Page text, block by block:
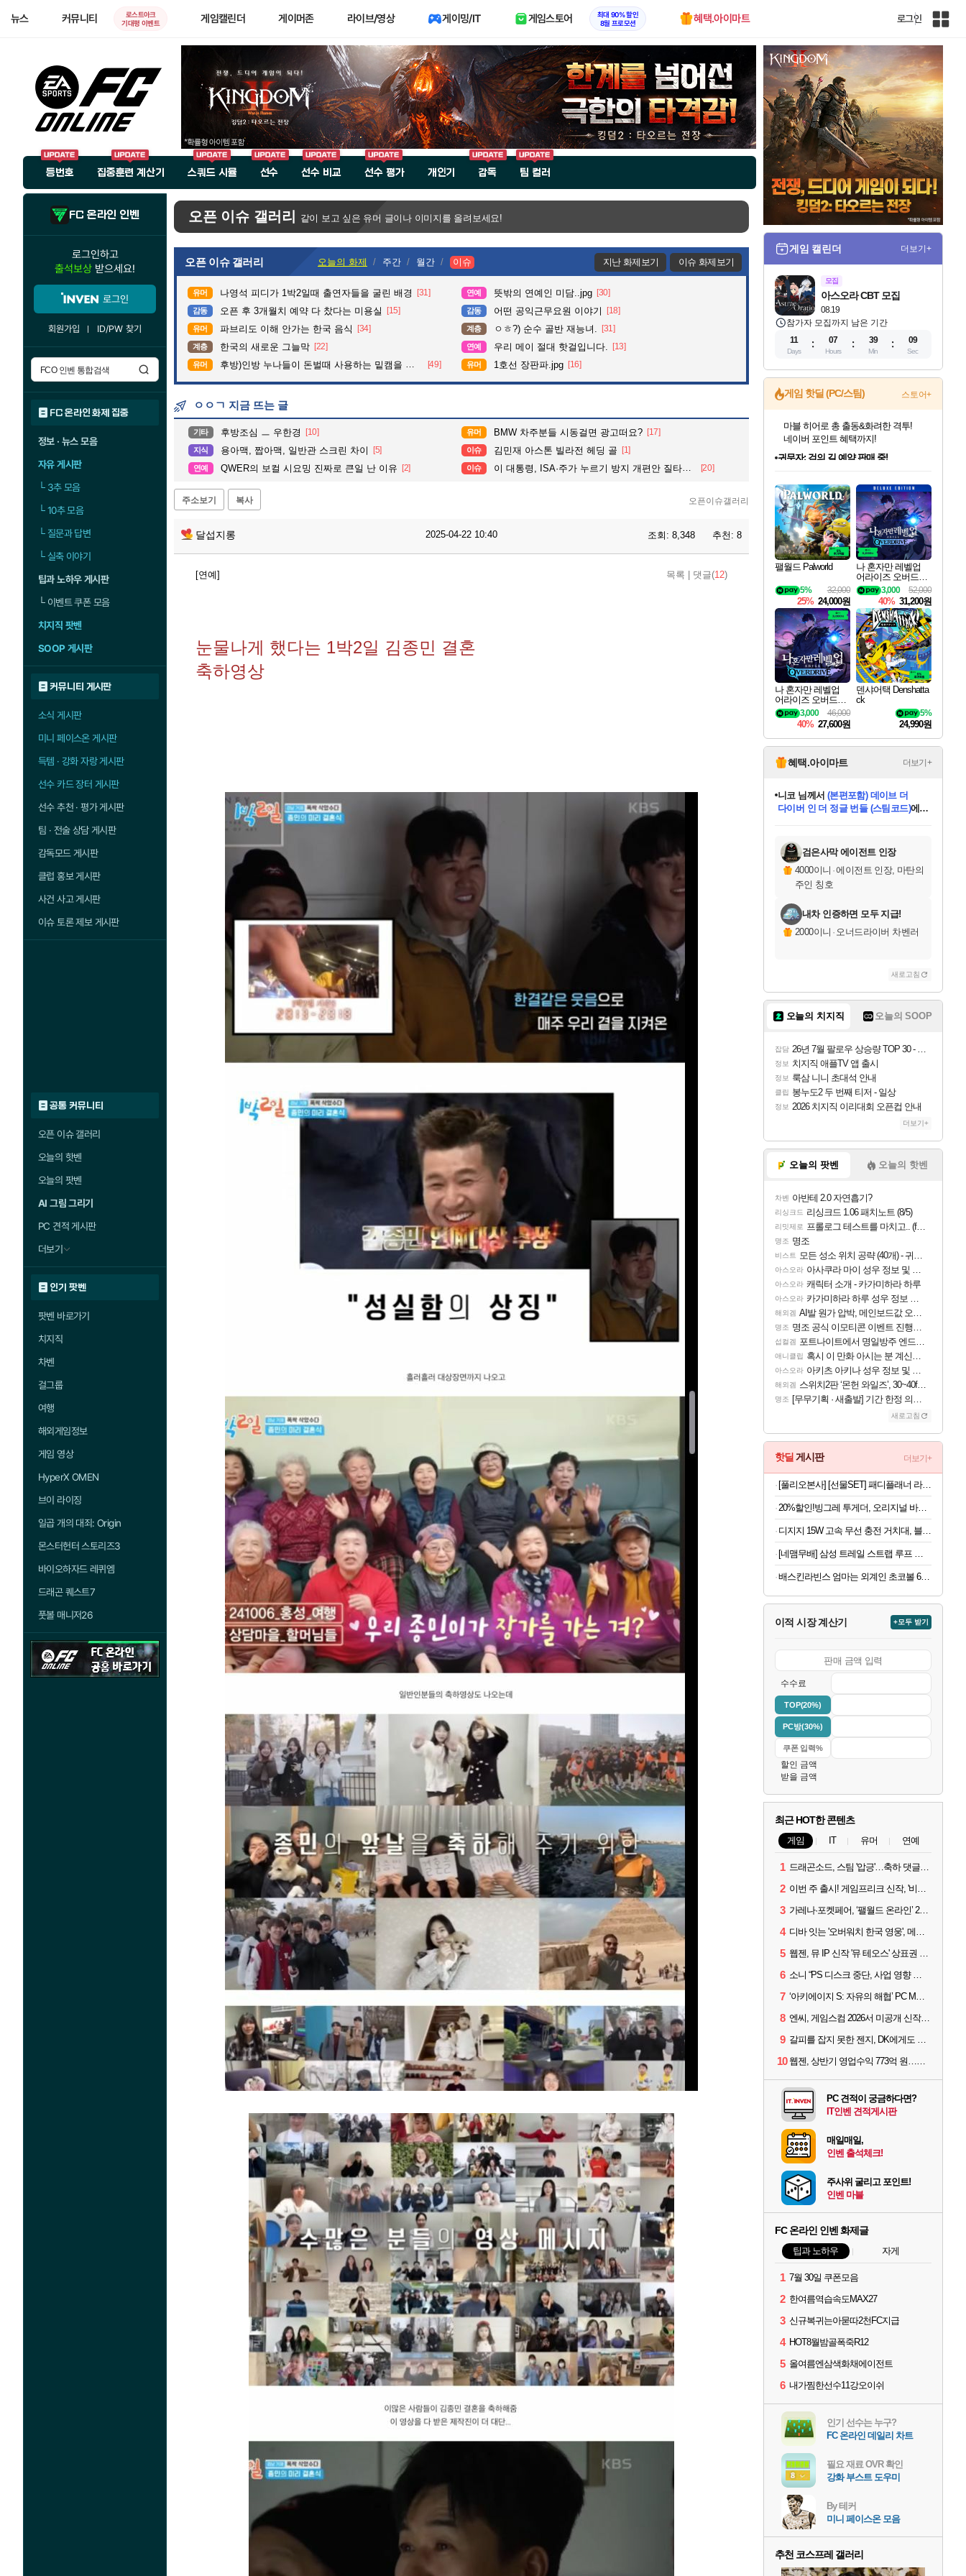
뉴스 커뮤니티
로스트아크
기대평 이벤트
게임캘린더 게이머존 라이브/영상 게이밍/IT 게임스토어
최대 90% 할인
8월 프로모션
혜택.아이마트 로그인
인
사
이
트
맵
등번호 집중훈련 계산기 스쿼드 시뮬 선수 선수 비교 선수 평가 개인기 감독 팀 컬러
FC 온라인 인벤
로그인하고
출석보상 받으세요!
로그인
회원가입 ID/PW 찾기
FC 온라인 화제 집중
정보 · 뉴스 모음
자유 게시판
└3추 모음
└10추 모음
└질문과 답변
└실축 이야기
팁과 노하우 게시판
└이벤트 쿠폰 모음
치지직 팟벤
SOOP 게시판
커뮤니티 게시판
소식 게시판
미니 페이스온 게시판
득템 · 강화 자랑 게시판
선수 카드 장터 게시판
선수 추천 · 평가 게시판
팀 · 전술 상담 게시판
감독모드 게시판
클럽 홍보 게시판
사건 사고 게시판
이슈 토론 제보 게시판
공통 커뮤니티
오픈 이슈 갤러리
오늘의 핫벤
오늘의 팟벤
AI 그림 그리기
PC 견적 게시판
더보기
인기 팟벤
팟벤 바로가기
치지직
차벤
걸그룹
여행
해외게임정보
게임 영상
HyperX OMEN
브이 라이징
일곱 개의 대죄: Origin
몬스터헌터 스토리즈3
바이오하자드 레퀴엠
드래곤 퀘스트7
풋볼 매니저26
오픈 이슈 갤러리 같이 보고 싶은 유머 글이나 이미지를 올려보세요!
오픈 이슈 갤러리 오늘의 화제 주간 월간 이슈 지난 화제보기 이슈 화제보기
유머 나영석 피디가 1박2일때 출연자들을 굴린 배경 [31] 연예 뜻밖의 연예인 미담..jpg [30]
감동 오픈 후 3개월치 예약 다 찼다는 미용실 [15] 감동 어떤 공익근무요원 이야기 [18]
유머 파브리도 이해 안가는 한국 음식 [34] 계층 ㅇㅎ?) 순수 골반 재능녀. [31]
계층 한국의 새로운 그늘막 [22] 연예 우리 메이 절대 핫걸입니다. [13]
유머 후방)인방 누나들이 돈벌때 사용하는 밑캠을 알아보자 [49] 유머 1호선 장판파.jpg [16]
ㅇㅇㄱ 지금 뜨는 글
기타 후방조심 ㅡ 우한경 [10] 유머 BMW 차주분들 시동걸면 광고떠요? [17]
지식 용아맥, 짭아맥, 일반관 스크린 차이 [5] 이슈 김민재 아스톤 빌라전 헤딩 골 [1]
연예 QWER의 보컬 시요밍 진짜로 큰일 난 이유 [2] 이슈 이 대통령, ISA·주가 누르기 방지 개편안 질타하며 “전면 재검토” 지시 [20]
주소보기 복사 오픈이슈갤러리
달섭지롱 2025-04-22 10:40 조회: 8,348 추천: 8
[연예] 목록 댓글(12)
눈물나게 했다는 1박2일 김종민 결혼
축하영상
게임 캘린더 더보기+
모집
08.19
아스오라 CBT 모집
참가자 모집까지 남은 기간
11
Days
07
Hours
39
Min
07
Sec
게임 핫딜 (PC/스팀) 스토어+
최대 90% 할인가를 만나보세요!
네이버혜택과 함께 만나보세요!
50%할인&추가 적립까지!
네이버 포인트 혜택까지!
귀무자: 검의 길 예약 판매 중!
10% 할인과
이니&베니 혜택까지!
네이버 혜택가와 함께 예약하세요!
할인&네이버혜택으로 만나보세요!
네이버페이 혜택과 만나보세요!
40주년 프로모션으로 만나보세요!
할인가에 만나보세요!
일부 에디션 상시 할인!
혜택으로 예약 판매 중
편안하게 충전하세요
팰월드 Palworld
32,000
5%
25% 24,000원
나 혼자만 레벨업
어라이즈 오버드라
이브 디럭스 에디션
Solo Leveling Arise
Overdrive Deluxe Edi
tion
52,000
3,000
40% 31,200원
나 혼자만 레벨업
어라이즈 오버드라
이브 Solo Leveling A
rise
46,000
3,000
40% 27,600원
덴샤어택 Denshatta
ck
5%
24,990원
혜택.아이마트 더보기+
교환.
당첨되셨습니다.
당첨되셨습니다.
한건했습니다님께서마피아
데피니티브 에디션 (스팀코드)에
당첨되셨습니다.
당첨되셨습니다.
당첨되셨습니다.
당첨되셨습니다.
에디션 (스팀코드)를 교환.
당첨되셨습니다.
검은사막 에이전트 인장
4000이니 ·에이전트 인장, 마탄의
주인 칭호
내차 인증하면 모두 지급!
2000이니 · 오너드라이버 차벤러
새로고침
오늘의 치지직 오늘의 SOOP
잡담 26년 7월 팔로우 상승량 TOP 30 - 월간 치지직
정보 치지직 애플TV 앱 출시
정보 룩삼 니니 초대석 안내
클립 봉누도2 두 번째 티저 - 일상
정보 2026 치지직 이리대회 오픈컵 안내
더보기+
오늘의 팟벤 오늘의 핫벤
차벤 아반테 2.0 자연흡기?
리싱크드 리싱크드 1.06 패치노트 (8/5)
리밋제로 프롤로그 테스트를 마치고.. (feat. 리아)
명조 명조
비스트 모든 성소 위치 공략 (40개) - 귀환한 영혼 도전과제
아스오라 아사쿠라 마이 성우 정보 및 주요 필모
아스오라 캐릭터 소개 - 카가미하라 하루
아스오라 카가미하라 하루 성우 정보 및 주요 필모
해외겜 AI발 원가 압박, 메인보드값 오르나
명조 명조 공식 이모티콘 이벤트 진행해봤습니다! 참여부터 추첨까지????
섭컬겜 포트나이트에서 명일방주 엔드필드 [펠리카] 판매 예정
애니클립 혹시 이 만화 아시는 분 계신가요
아스오라 아키츠 아키나 성우 정보 및 주요 필모
해외겜 스위치2판 ‘몬헌 와일즈’, 30~40fps 목표 추정
명조 [무무기획 · 새출발] 기간 한정 의뢰 이벤트
새로고침
핫딜 게시판 더보기+
[풀리오본사] [선물SET] 패디플래너 라이트 + 전용 파우치
20%할인!빙그레 투게더, 오리지널 바닐라, 270ml, 8개
배스킨라빈스 엄마는 외계인 초코볼 6개입 x 2봉지 (1봉지당 4,950원)
이적 시장 계산기 +모두 받기
수수료
TOP(20%)
PC방(30%)
할인 금액
받을 금액
최근 HOT한 콘텐츠
게임 IT 유머 연예
1 드래곤소드, 스팀 '압긍'…축하 댓글 달고 게임 코드 받자!
2 이번 주 출시! 게임프리크 신작, '비스트 오브 리인카네이션'
3 가레나·포켓페어, ‘팰월드 온라인’ 2026년 출시 예고
4 디바 잇는 '오버워치 한국 영웅', 메카 파일럿 디몬 나온다
5 웹젠, 뮤 IP 신작 '뮤 테오스' 상표권 출원
6 소니 “PS 디스크 중단, 사업 영향 없다”
7 ‘아키에이지 S: 자유의 해협’ PC MMORPG로 개발한다
8 엔씨, 게임스컴 2026서 미공개 신작 최초 공개
9 갈피를 잡지 못한 젠지, DK에게도 0:2 패배
10 웹젠, 상반기 영업수익 773억 원…순이익 89% 증가
PC 견적이 궁금하다면?
IT인벤 견적게시판
매일매일,
인벤 출석체크!
주사위 굴리고 포인트!
인벤 마블
FC 온라인 인벤 화제글
팁과 노하우 자게
1 7월 30일 쿠폰모음
2 한여름역습속도MAX27
3 신규복귀는아묻따2천FC지급
4 HOT8월밤골폭죽R12
5 올여름엔삼색화채에이전트
6 내가찜한선수11강오이쉬
인기 선수는 누구?
FC 온라인 데일리 차트
필요 재료 OVR 확인
강화 부스트 도우미
By 테커
미니 페이스온 모음
추천 코스프레 갤러리